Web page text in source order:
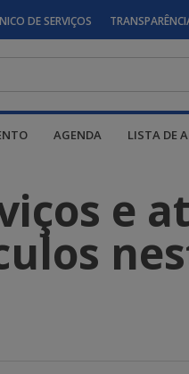
DE SERVIÇOS
AGENDA LISTA DE
e